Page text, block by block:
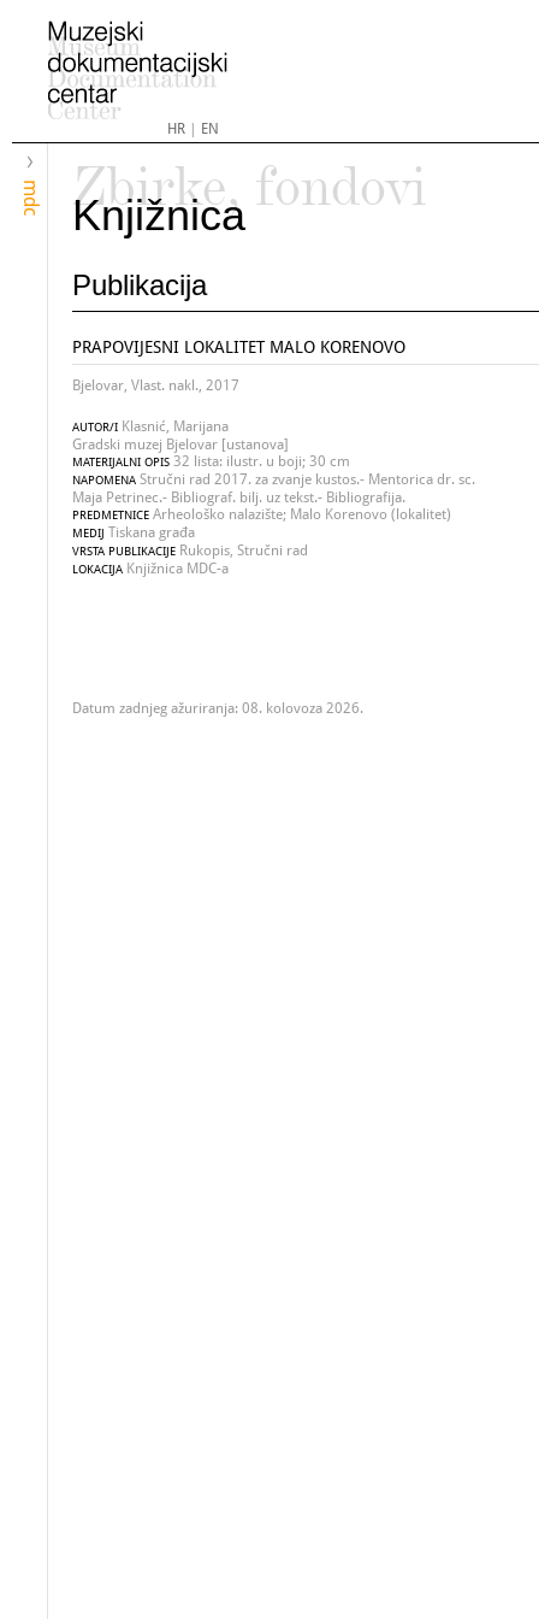
HR| EN
mdc
Zbirke, fondovi
Knjižnica
Publikacija
PRAPOVIJESNI LOKALITET MALO KORENOVO
Bjelovar, Vlast. nakl., 2017
AUTOR/I Klasnić, Marijana
Gradski muzej Bjelovar [ustanova]
MATERIJALNI OPIS 32 lista: ilustr. u boji; 30 cm
NAPOMENA Stručni rad 2017. za zvanje kustos.- Mentorica dr. sc.
Maja Petrinec.- Bibliograf. bilj. uz tekst.- Bibliografija.
PREDMETNICE Arheološko nalazište; Malo Korenovo (lokalitet)
MEDIJ Tiskana građa
VRSTA PUBLIKACIJE Rukopis, Stručni rad
LOKACIJA Knjižnica MDC-a
Datum zadnjeg ažuriranja: 08. kolovoza 2026.